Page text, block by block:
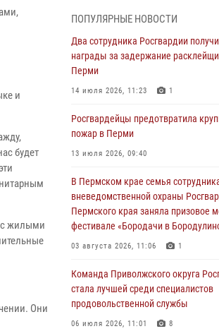
и
будет
с жилыми
Они
Росгвардеец спас тонущую
Пермском крае
30 июля 2026, 05:19
торжественном богослужении в
28 июля 2026, 10:44
при задержании участников
группы в Пермском крае
28 июля 2026, 06:15
Сотрудник СОБР «Стрелец» провели
Росгвардией»
24 июля 2026, 08:45 2
Юные защитники порядка:
ПОПУЛЯРНЫЕ НОВОСТИ
Два сотрудника Росгвардии
награды за задержание
Перми
14 июля 2026, 11:23 1
Росгвардейцы предотвратила
пожар в Перми
13 июля 2026, 09:40
В Пермском крае семья
вневедомственной охраны
Пермского края заняла призовое
фестивале «Бородачи в
03 августа 2026, 11:06 1
Команда Приволжского округа
стала лучшей среди специалистов
продовольственной службы
06 июля 2026, 11:01 8